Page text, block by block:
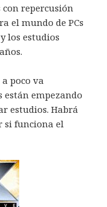
con repercusión
el mundo de PCs
los estudios
poco va
empezando
estudios. Habrá
si funciona el